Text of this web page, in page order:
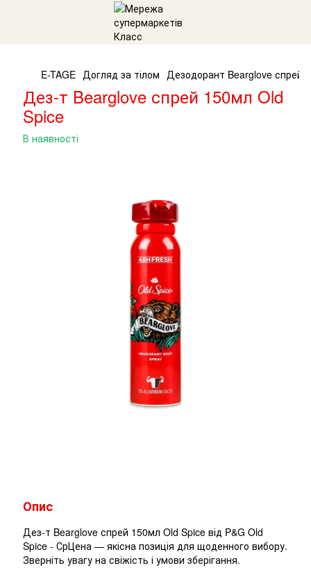
E-TAGE Догляд за тілом Дезодорант Bearglove спрей
Дез-т Bearglove спрей 150мл Old
Spice
В наявності
Опис
Дез-т Bearglove спрей 150мл Old Spice від P&G Old
Spice - СрЦена — якісна позиція для щоденного вибору.
Зверніть увагу на свіжість і умови зберігання.